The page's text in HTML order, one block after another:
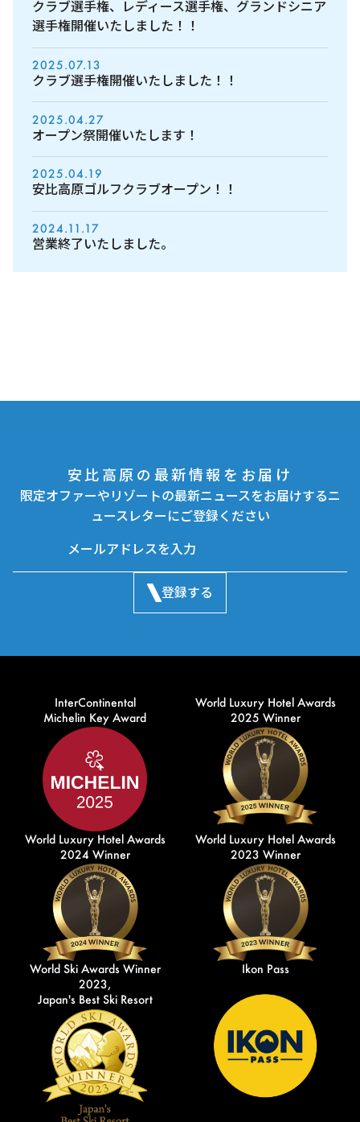
クラブ選手権、レディース選手権、グランドシニア
選手権開催いたしました！！
2025.07.13
クラブ選手権開催いたしました！！
2025.04.27
オープン祭開催いたします！
2025.04.19
安比高原ゴルフクラブオープン！！
2024.11.17
営業終了いたしました。
安比高原の最新情報をお届け
限定オファーやリゾートの最新ニュースをお届けするニ
ュースレターにご登録ください
登録する
InterContinental
Michelin Key Award
World Luxury Hotel Awards
2025 Winner
World Luxury Hotel Awards
2024 Winner
World Luxury Hotel Awards
2023 Winner
World Ski Awards Winner
2023,
Japan's Best Ski Resort
Ikon Pass